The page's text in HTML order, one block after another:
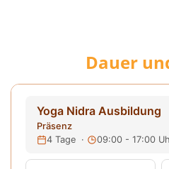
Dauer
Yoga Nidra Ausbildung
Präsenz
4 Tage ·
09:00 - 17:00